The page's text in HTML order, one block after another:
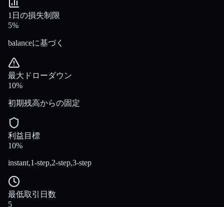
1日の損失制限
5%
balanceに基づく
最大ドローダウン
10%
初期残高からの固定
利益目標
10%
instant,1-step,2-step,3-step
最低取引日数
5